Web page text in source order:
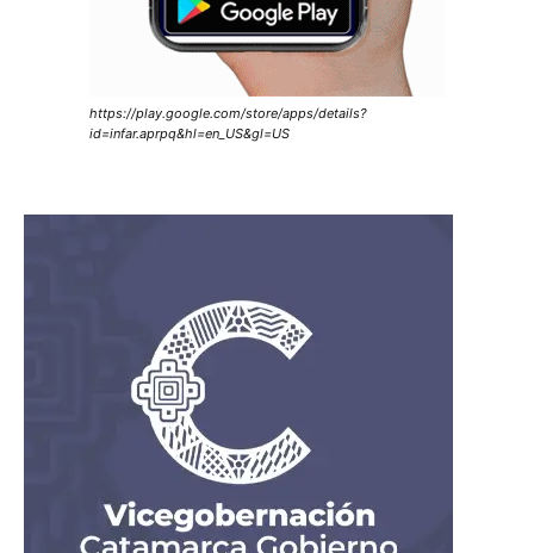
https://play.google.com/store/apps/details?
id=infar.aprpq&hl=en_US&gl=US